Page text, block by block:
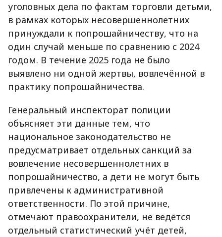
уголовных дела по фактам торговли детьми,
в рамках которых несовершеннолетних
принуждали к попрошайничеству, что на
один случай меньше по сравнению с 2024
годом. В течение 2025 года не было
выявлено ни одной жертвы, вовлечённой в
практику попрошайничества.
Генеральный инспекторат полиции
объясняет эти данные тем, что
национальное законодательство не
предусматривает отдельных санкций за
вовлечение несовершеннолетних в
попрошайничество, а дети не могут быть
привлечены к административной
ответственности. По этой причине,
отмечают правоохранители, не ведётся
отдельный статистический учёт детей,